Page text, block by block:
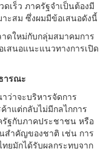
เร็ว ภาครัฐจำเป็นต้องมี
ะสม ซึ่งผมมีข้อเสนอดังนี้
าดใหม่กับกลุ่มสมาคมการ
เสนอแนะแนวทางการเปิด
ารณะ
ว่าจะบริหารจัดการ
าแต่กลับไม่มีกลไกการ
รัฐกับภาคประชาชน หรือ
สำคัญของชาติ เช่น การ
ยมักได้รับผลกระทบจาก